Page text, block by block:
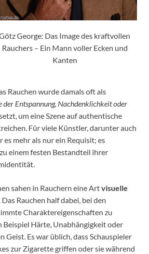
George: Das Image des kraftvollen
Rauchers – Ein Mann voller Ecken und
Kanten
Rauchen wurde damals oft als
der Entspannung, Nachdenklichkeit oder
um eine Szene auf authentische
Für viele Künstler, darunter auch
es mehr als nur ein Requisit; es
einem festen Bestandteil ihrer
sahen in Rauchern eine Artvisuelle
Das Rauchen half dabei, bei den
Charaktereigenschaften zu
Beispiel Härte, Unabhängigkeit oder
Geist. Es war üblich, dass Schauspieler
zur Zigarette griffen oder sie während